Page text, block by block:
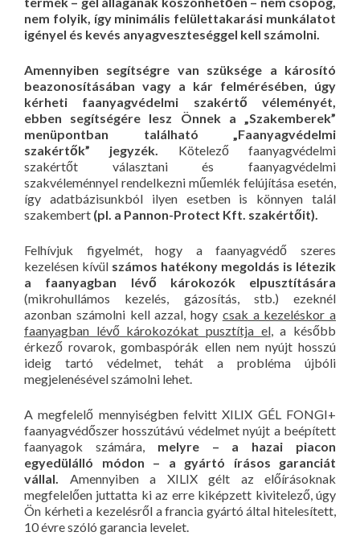
nem folyik, így minimális felülettakarási munkálatot
igényel és kevés anyagveszteséggel kell számolni.
Amennyiben segítségre van szüksége a károsító
beazonosításában vagy a kár felmérésében, úgy
kérheti faanyagvédelmi szakértő véleményét,
ebben segítségére lesz Önnek a „Szakemberek”
menüpontban található „Faanyagvédelmi
szakértők” jegyzék. Kötelező faanyagvédelmi
szakértőt választani és faanyagvédelmi
szakvéleménnyel rendelkezni műemlék felújítása esetén,
így adatbázisunkból ilyen esetben is könnyen talál
szakembert (pl. a Pannon-Protect Kft. szakértőit).
Felhívjuk figyelmét, hogy a faanyagvédő szeres
kezelésen kívül számos hatékony megoldás is létezik
a faanyagban lévő károkozók elpusztítására
(mikrohullámos kezelés, gázosítás, stb.) ezeknél
azonban számolni kell azzal, hogy csak a kezeléskor a
faanyagban lévő károkozókat pusztítja el, a később
érkező rovarok, gombaspórák ellen nem nyújt hosszú
ideig tartó védelmet, tehát a probléma újbóli
megjelenésével számolni lehet.
A megfelelő mennyiségben felvitt XILIX GÉL FONGI+
faanyagvédőszer hosszútávú védelmet nyújt a beépített
faanyagok számára, melyre – a hazai piacon
egyedülálló módon – a gyártó írásos garanciát
vállal. Amennyiben a XILIX gélt az előírásoknak
megfelelően juttatta ki az erre kiképzett kivitelező, úgy
Ön kérheti a kezelésről a francia gyártó által hitelesített,
10 évre szóló garancia levelet.